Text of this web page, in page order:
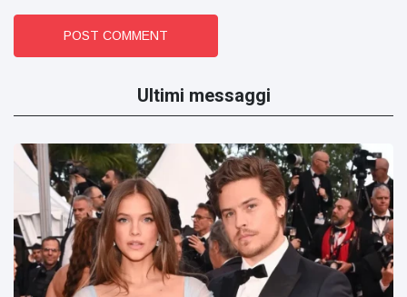
POST COMMENT
Ultimi messaggi